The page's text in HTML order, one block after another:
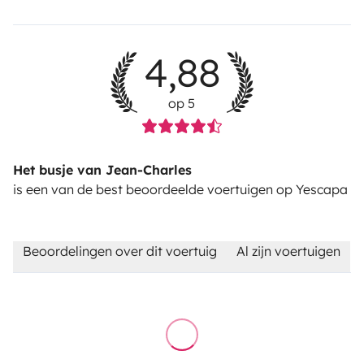
4,88
op 5
Het busje van Jean-Charles
is een van de best beoordeelde voertuigen op Yescapa
Beoordelingen over dit voertuig Al zijn voertuigen